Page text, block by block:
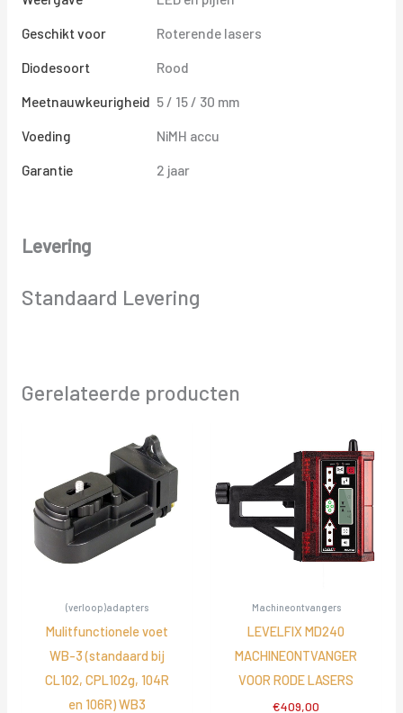
Geschikt voor
Roterende lasers
Diodesoort
Rood
Meetnauwkeurigheid 5 / 15 / 30 mm
Voeding
NiMH accu
Garantie
2 jaar
Levering
Standaard Levering
Gerelateerde producten
(verloop)adapters
Mulitfunctionele voet
WB-3 (standaard bij
CL102, CPL102g, 104R
en 106R) WB3
Machineontvangers
LEVELFIX MD240
MACHINEONTVANGER
VOOR RODE LASERS
€409,00